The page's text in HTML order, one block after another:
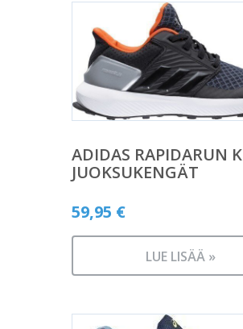
ADIDAS RAPIDARUN K
JUOKSUKENGÄT
59,95 €
LUE LISÄÄ »